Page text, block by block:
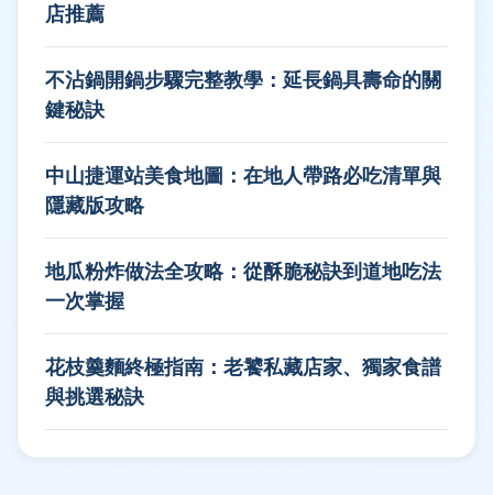
店推薦
不沾鍋開鍋步驟完整教學：延長鍋具壽命的關
鍵秘訣
中山捷運站美食地圖：在地人帶路必吃清單與
隱藏版攻略
地瓜粉炸做法全攻略：從酥脆秘訣到道地吃法
一次掌握
花枝羹麵終極指南：老饕私藏店家、獨家食譜
與挑選秘訣